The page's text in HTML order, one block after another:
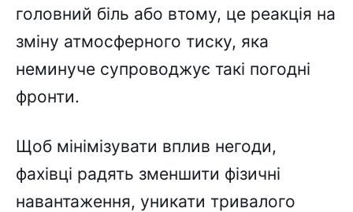
головний біль або втому, це реакція на
зміну атмосферного тиску, яка
неминуче супроводжує такі погодні
фронти.
Щоб мінімізувати вплив негоди,
фахівці радять зменшити фізичні
навантаження, уникати тривалого